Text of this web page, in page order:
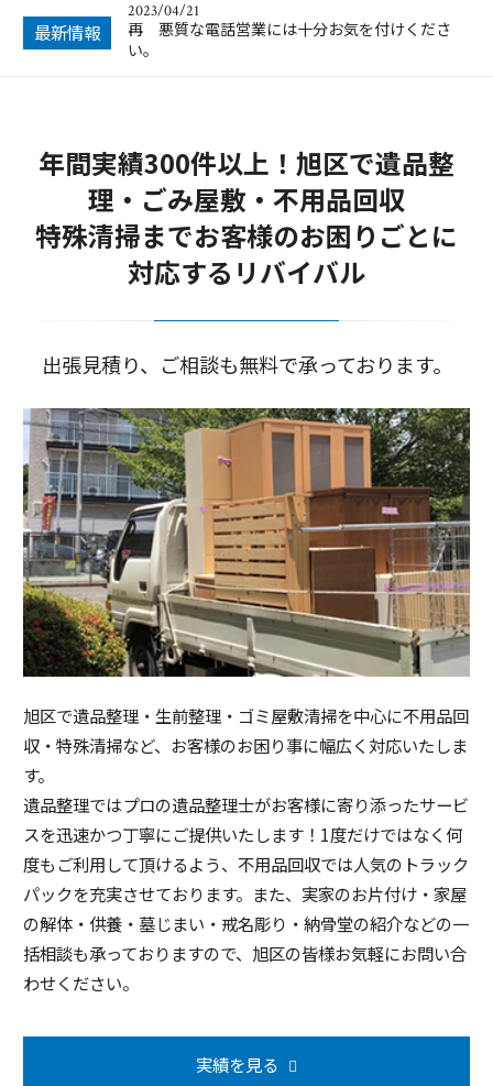
最新情報
2023/04/21
再 悪質な電話営業には十分お気を付けくださ
い。
2022/10/14
悪質な電話営業にお気を付けください。
2022/01/23
空き家のお片付けはお任せ下さい
2024/12/22
年間実績300件以上！旭区で遺品整
理・ごみ屋敷・不用品回収
特殊清掃までお客様のお困りごとに
対応するリバイバル
出張見積り、ご相談も無料で承っております。
旭区で遺品整理・生前整理・ゴミ屋敷清掃を中心に不用品回
収・特殊清掃など、お客様のお困り事に幅広く対応いたしま
す。
遺品整理ではプロの遺品整理士がお客様に寄り添ったサービ
スを迅速かつ丁寧にご提供いたします！1度だけではなく何
度もご利用して頂けるよう、不用品回収では人気のトラック
パックを充実させております。また、実家のお片付け・家屋
の解体・供養・墓じまい・戒名彫り・納骨堂の紹介などの一
括相談も承っておりますので、旭区の皆様お気軽にお問い合
わせください。
実績を見る